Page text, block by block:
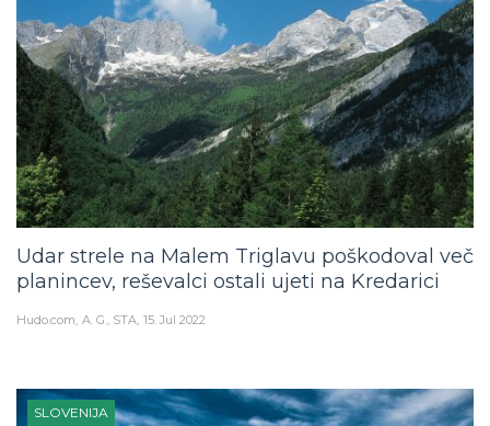
Udar strele na Malem Triglavu poškodoval več
planincev, reševalci ostali ujeti na Kredarici
Hudo.com A. G., STA 15. Jul 2022
SLOVENIJA